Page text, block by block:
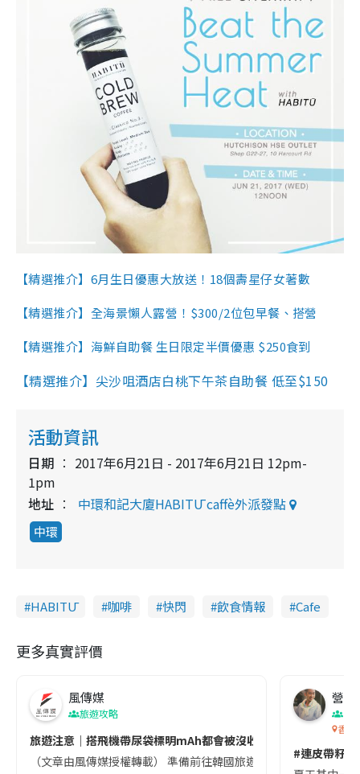
【精選推介】6月生日優惠大放送！18個壽星仔女著數
【精選推介】全海景懶人露營！$300/2位包早餐、搭營
【精選推介】海鮮自助餐 生日限定半價優惠 $250食到
【精選推介】尖沙咀酒店白桃下午茶自助餐 低至$150
活動資訊
日期
2017年6月21日 - 2017年6月21日 12pm-
1pm
地址
中環和記大廈HABITŪ caffè外派發點
中環
HABITŪ 咖啡 快閃 飲食情報 Cafe
更多真實評價
風傳媒
旅遊攻略
旅遊注意｜搭飛機帶尿袋標明mAh都會被沒收😱出發前切記檢查
（文章由風傳媒授權轉載） 準備前往韓國旅遊的民眾，近期要
營養
香港
#連皮帶籽